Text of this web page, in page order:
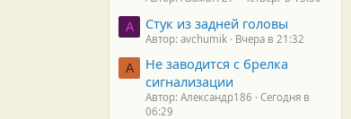
A Стук из задней головы
Автор: avchumik Вчера в 21:32
А
Не заводится с брелка
сигнализации
Автор: Александр186
Сегодня в
06:29